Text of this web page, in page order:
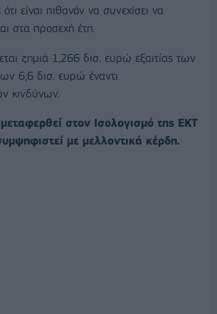
είναι πιθανόν να συνεχίσει να
στα προσεχή έτη.
ζημιά 1,266 δισ. ευρώ εξαιτίας των
6,6 δισ. ευρώ έναντι
κινδύνων.
στον Ισολογισμό της ΕΚΤ
με μελλοντικά κέρδη.